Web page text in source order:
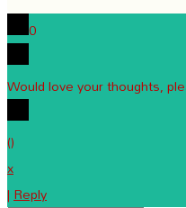
0
Would love your thoughts,
()
x
|Reply